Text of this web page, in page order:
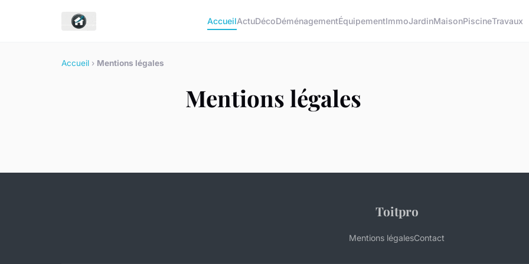
AccueilActuDécoDéménagementÉquipementImmoJardinMaisonPiscineTravaux
Accueil › Mentions légales
Mentions légales
Toitpro
Mentions légalesContact